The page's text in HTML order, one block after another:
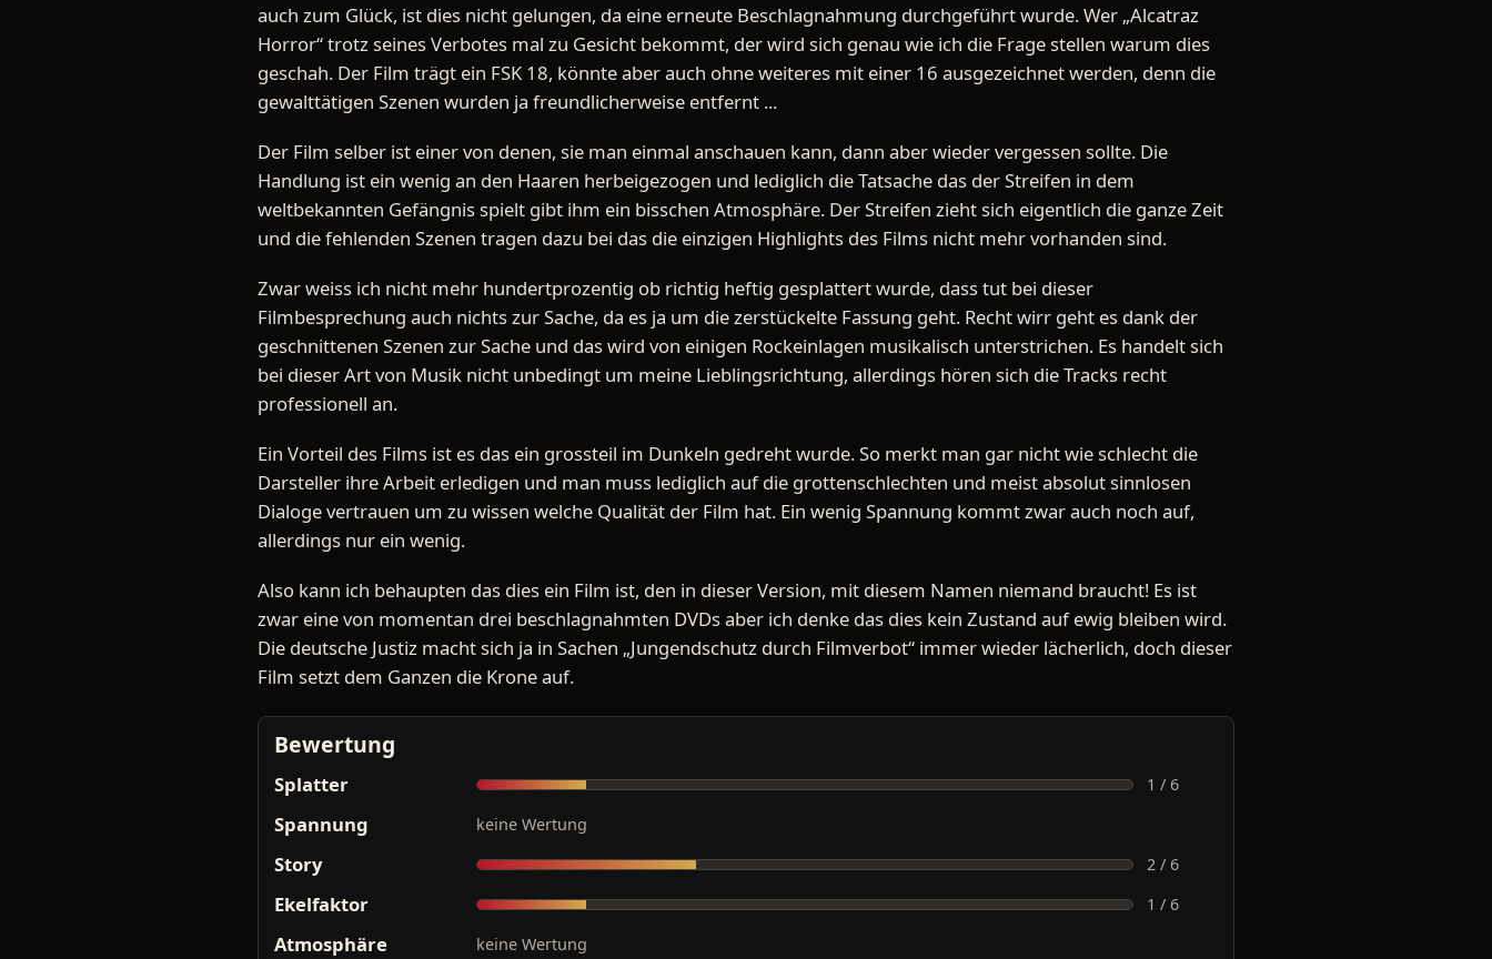
auch zum Glück, ist dies nicht gelungen, da eine erneute Beschlagnahmung durchgeführt wurde. Wer „Alcatraz
Horror“ trotz seines Verbotes mal zu Gesicht bekommt, der wird sich genau wie ich die Frage stellen warum dies
geschah. Der Film trägt ein FSK 18, könnte aber auch ohne weiteres mit einer 16 ausgezeichnet werden, denn die
gewalttätigen Szenen wurden ja freundlicherweise entfernt ...
Der Film selber ist einer von denen, sie man einmal anschauen kann, dann aber wieder vergessen sollte. Die
Handlung ist ein wenig an den Haaren herbeigezogen und lediglich die Tatsache das der Streifen in dem
weltbekannten Gefängnis spielt gibt ihm ein bisschen Atmosphäre. Der Streifen zieht sich eigentlich die ganze Zeit
und die fehlenden Szenen tragen dazu bei das die einzigen Highlights des Films nicht mehr vorhanden sind.
Zwar weiss ich nicht mehr hundertprozentig ob richtig heftig gesplattert wurde, dass tut bei dieser
Filmbesprechung auch nichts zur Sache, da es ja um die zerstückelte Fassung geht. Recht wirr geht es dank der
geschnittenen Szenen zur Sache und das wird von einigen Rockeinlagen musikalisch unterstrichen. Es handelt sich
bei dieser Art von Musik nicht unbedingt um meine Lieblingsrichtung, allerdings hören sich die Tracks recht
professionell an.
Ein Vorteil des Films ist es das ein grossteil im Dunkeln gedreht wurde. So merkt man gar nicht wie schlecht die
Darsteller ihre Arbeit erledigen und man muss lediglich auf die grottenschlechten und meist absolut sinnlosen
Dialoge vertrauen um zu wissen welche Qualität der Film hat. Ein wenig Spannung kommt zwar auch noch auf,
allerdings nur ein wenig.
Also kann ich behaupten das dies ein Film ist, den in dieser Version, mit diesem Namen niemand braucht! Es ist
zwar eine von momentan drei beschlagnahmten DVDs aber ich denke das dies kein Zustand auf ewig bleiben wird.
Die deutsche Justiz macht sich ja in Sachen „Jungendschutz durch Filmverbot“ immer wieder lächerlich, doch dieser
Film setzt dem Ganzen die Krone auf.
Bewertung
Splatter 1 / 6
Spannung keine Wertung
Story 2 / 6
Ekelfaktor 1 / 6
Atmosphäre keine Wertung